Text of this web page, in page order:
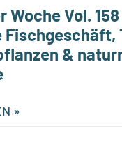
Woche Vol. 158
&
»